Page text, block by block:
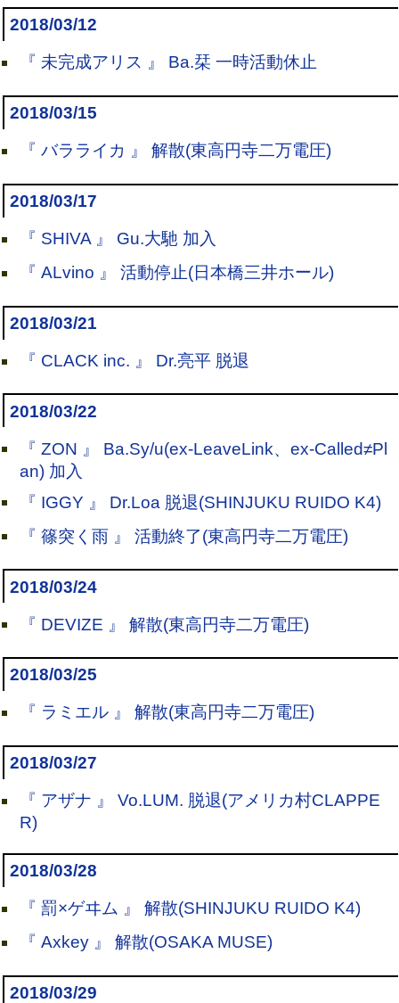
2018/03/12
『 未完成アリス 』 Ba.栞 一時活動休止
2018/03/15
『 バラライカ 』 解散(東高円寺二万電圧)
2018/03/17
『 SHIVA 』 Gu.大馳 加入
『 ALvino 』 活動停止(日本橋三井ホール)
2018/03/21
『 CLACK inc. 』 Dr.亮平 脱退
2018/03/22
『 ZON 』 Ba.Sy/u(ex-LeaveLink、ex-Called≠Pl
an) 加入
『 IGGY 』 Dr.Loa 脱退(SHINJUKU RUIDO K4)
『 篠突く雨 』 活動終了(東高円寺二万電圧)
2018/03/24
『 DEVIZE 』 解散(東高円寺二万電圧)
2018/03/25
『 ラミエル 』 解散(東高円寺二万電圧)
2018/03/27
『 アザナ 』 Vo.LUM. 脱退(アメリカ村CLAPPE
R)
2018/03/28
『 罰×ゲヰム 』 解散(SHINJUKU RUIDO K4)
『 Axkey 』 解散(OSAKA MUSE)
2018/03/29